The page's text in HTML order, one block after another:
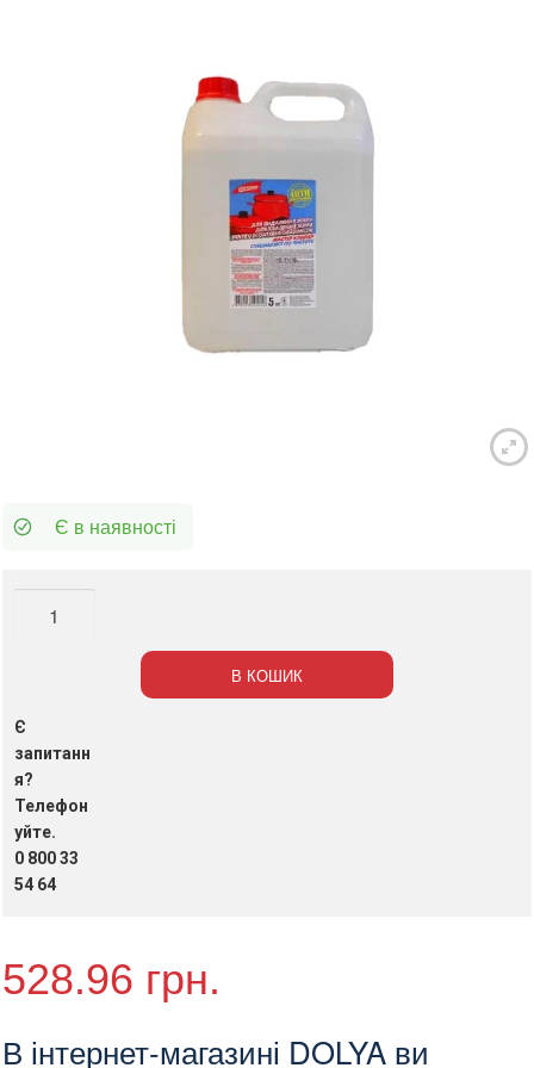
Є в наявності
"Майстер
Клінер",
5
л.
(арт.34003)
кількість
В КОШИК
Є
запитанн
я?
Телефон
уйте.
0 800 33
54 64
528.96 грн.
В інтернет-магазині DOLYA ви